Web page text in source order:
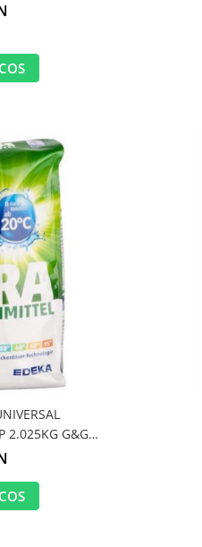
2.025KG G&G